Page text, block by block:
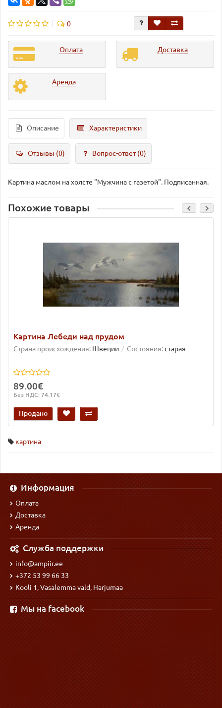
0
Оплата Доставка
Аренда
Описание Характеристики
Отзывы (0) Вопрос-ответ(0)
Картина маслом на холсте "Мужчина с газетой". Подписанная.
Похожие товары
Картина Лебеди над прудом
Страна происхождения: Швеции Состояния:старая
89.00€
Без НДС: 74.17€
Продано
картина
Информация
Оплата
Доставка
Аренда
Служба поддержки
info@ampiir.ee
+372 53 99 66 33
Kooli 1, Vasalemma vald, Harjumaa
Мы на facebook